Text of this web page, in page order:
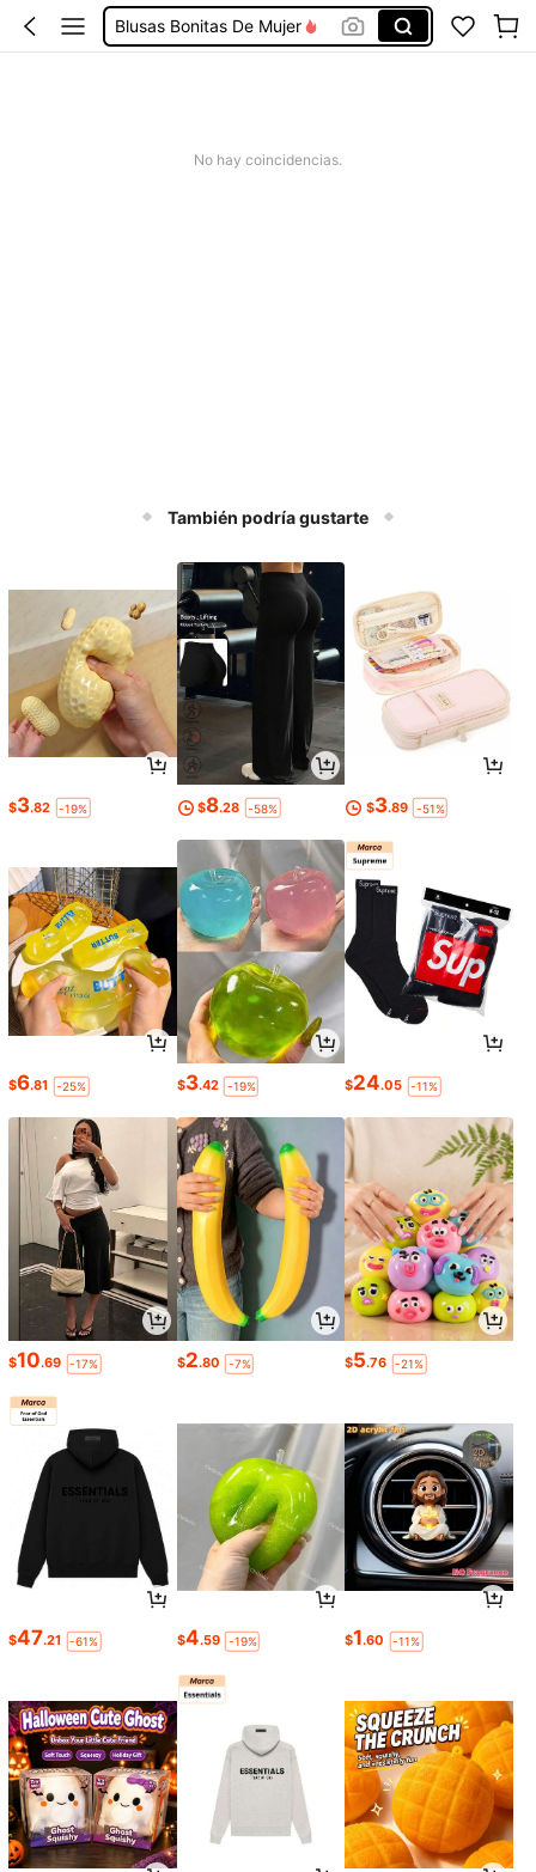
Blusas Bonitas De Mujer
No hay coincidencias.
También podría gustarte
$3.82 -19% $8.28 -58% $3.89 -51%
$6.81 -25% $3.42 -19% $24.05 -11%
$10.69 -17% $2.80 -7% $5.76 -21%
$47.21 -61% $4.59 -19% $1.60 -11%